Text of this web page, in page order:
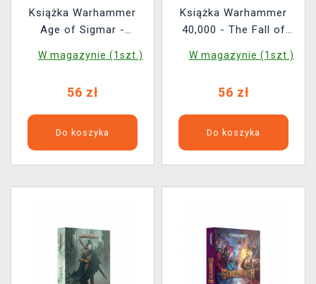
Książka Warhammer
Age of Sigmar -
W magazynie (1szt.)
56 zł
Do koszyka
Książka Warhammer
40,000 - The Fall of
W magazynie (1szt.)
56 zł
Do koszyka